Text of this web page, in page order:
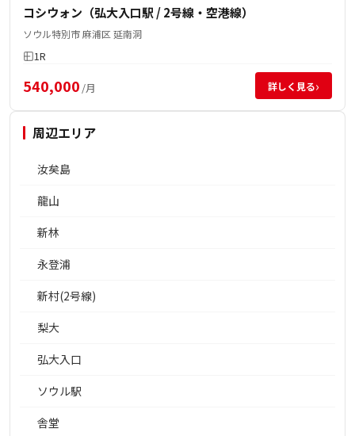
コシウォン（弘大入口駅 / 2号線・空港線）
ソウル特別市 麻浦区 延南洞
1R
540,000 /月 詳しく見る›
周辺エリア
汝矣島
龍山
新林
永登浦
新村(2号線)
梨大
弘大入口
ソウル駅
舎堂